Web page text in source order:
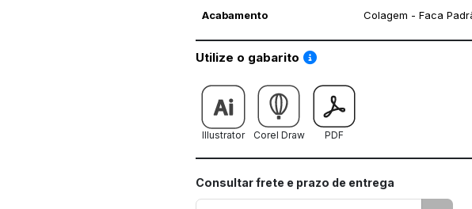
Acabamento Colagem - Faca
Utilize o gabarito Saiba como utilizar os nossos
Illustrator Corel Draw PDF
Consultar frete e prazo de entrega